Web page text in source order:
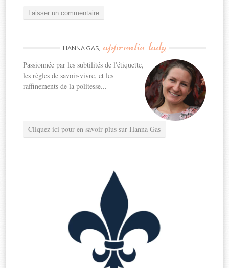
HANNA GAS, apprentie-lady
Passionnée par les subtilités de l'étiquette,
les règles de savoir-vivre, et les
raffinements de la politesse...
Cliquez ici pour en savoir plus sur Hanna Gas